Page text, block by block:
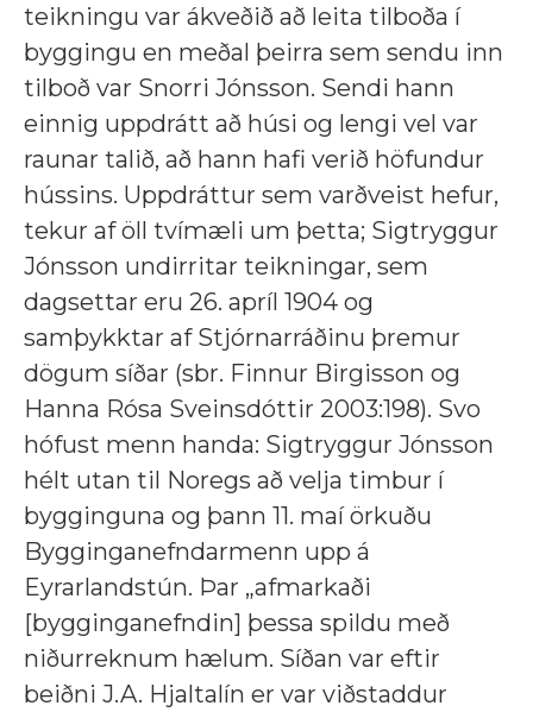
teikningu var ákveðið að leita tilboða í
byggingu en meðal þeirra sem sendu inn
tilboð var Snorri Jónsson. Sendi hann
einnig uppdrátt að húsi og lengi vel var
raunar talið, að hann hafi verið höfundur
hússins. Uppdráttur sem varðveist hefur,
tekur af öll tvímæli um þetta; Sigtryggur
Jónsson undirritar teikningar, sem
dagsettar eru 26. apríl 1904 og
samþykktar af Stjórnarráðinu þremur
dögum síðar (sbr. Finnur Birgisson og
Hanna Rósa Sveinsdóttir 2003:198). Svo
hófust menn handa: Sigtryggur Jónsson
hélt utan til Noregs að velja timbur í
bygginguna og þann 11. maí örkuðu
Bygginganefndarmenn upp á
Eyrarlandstún. Þar „afmarkaði
[bygginganefndin] þessa spildu með
niðurreknum hælum. Síðan var eftir
beiðni J.A. Hjaltalín er var viðstaddur